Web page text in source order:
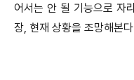
어서는 안 될 기능으로 자
장, 현재 상황을 조망해본